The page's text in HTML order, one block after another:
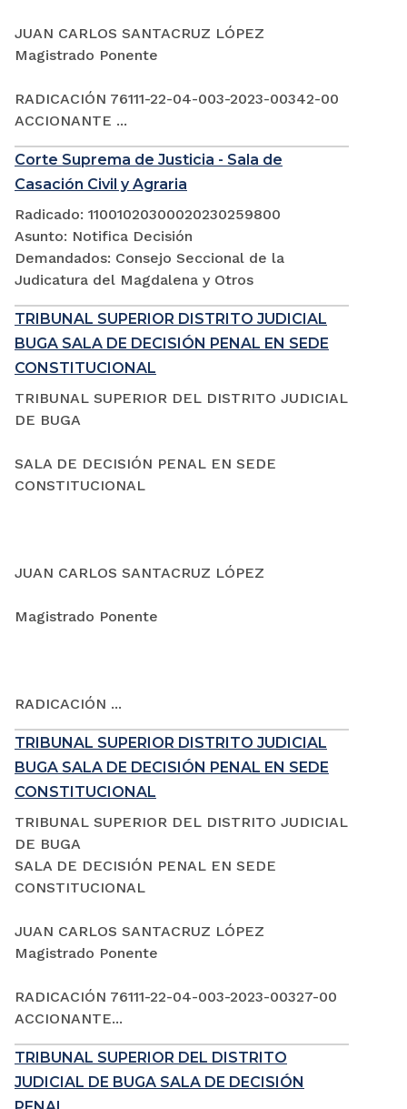
JUAN CARLOS SANTACRUZ LÓPEZ
Magistrado Ponente
RADICACIÓN 76111-22-04-003-2023-00342-00
ACCIONANTE ...
Corte Suprema de Justicia - Sala de
Casación Civil y Agraria
Radicado: 11001020300020230259800
Asunto: Notifica Decisión
Demandados: Consejo Seccional de la
Judicatura del Magdalena y Otros
TRIBUNAL SUPERIOR DISTRITO JUDICIAL
BUGA SALA DE DECISIÓN PENAL EN SEDE
CONSTITUCIONAL
TRIBUNAL SUPERIOR DEL DISTRITO JUDICIAL
DE BUGA
SALA DE DECISIÓN PENAL EN SEDE
CONSTITUCIONAL
JUAN CARLOS SANTACRUZ LÓPEZ
Magistrado Ponente
RADICACIÓN ...
TRIBUNAL SUPERIOR DISTRITO JUDICIAL
BUGA SALA DE DECISIÓN PENAL EN SEDE
CONSTITUCIONAL
TRIBUNAL SUPERIOR DEL DISTRITO JUDICIAL
DE BUGA
SALA DE DECISIÓN PENAL EN SEDE
CONSTITUCIONAL
JUAN CARLOS SANTACRUZ LÓPEZ
Magistrado Ponente
RADICACIÓN 76111-22-04-003-2023-00327-00
ACCIONANTE...
TRIBUNAL SUPERIOR DEL DISTRITO
JUDICIAL DE BUGA SALA DE DECISIÓN